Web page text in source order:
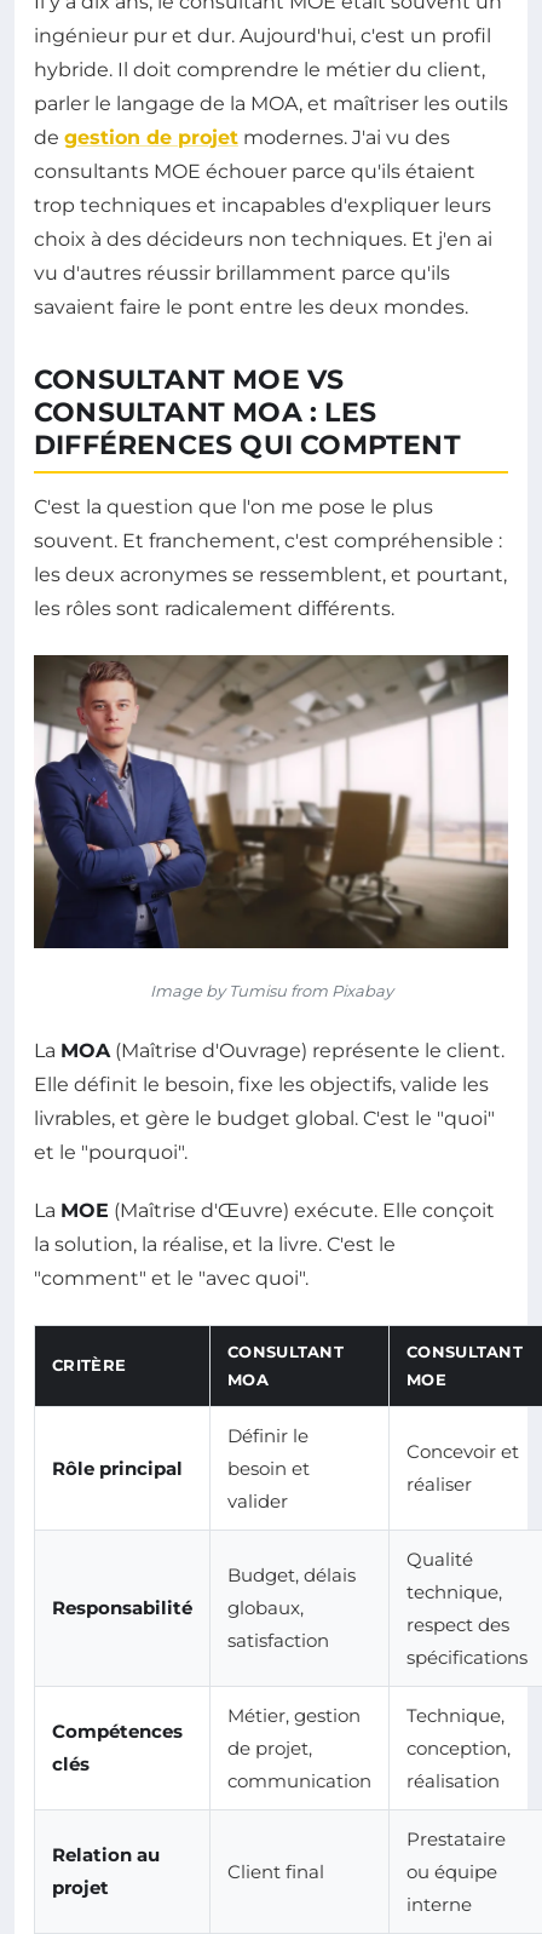
ingénieur pur et dur. Aujourd'hui, c'est un profil
hybride. Il doit comprendre le métier du client,
parler le langage de la MOA, et maîtriser les outils
de gestion de projet modernes. J'ai vu des
consultants MOE échouer parce qu'ils étaient
trop techniques et incapables d'expliquer leurs
choix à des décideurs non techniques. Et j'en ai
vu d'autres réussir brillamment parce qu'ils
savaient faire le pont entre les deux mondes.
CONSULTANT MOE VS
CONSULTANT MOA : LES
DIFFÉRENCES QUI COMPTENT
C'est la question que l'on me pose le plus
souvent. Et franchement, c'est compréhensible :
les deux acronymes se ressemblent, et pourtant,
les rôles sont radicalement différents.
Image by Tumisu from Pixabay
La MOA (Maîtrise d'Ouvrage) représente le client.
Elle définit le besoin, fixe les objectifs, valide les
livrables, et gère le budget global. C'est le "quoi"
et le "pourquoi".
La MOE (Maîtrise d'Œuvre) exécute. Elle conçoit
la solution, la réalise, et la livre. C'est le
"comment" et le "avec quoi".
CRITÈRE
CONSULTANT
MOA
CONSULTANT
MOE
Rôle principal
Définir le
besoin et
valider
Concevoir et
réaliser
Responsabilité
Budget, délais
globaux,
satisfaction
Qualité
technique,
respect des
spécifications
Compétences
clés
Métier, gestion
de projet,
communication
Technique,
conception,
réalisation
Relation au
projet
Client final
Prestataire
ou équipe
interne